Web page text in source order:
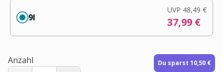
9l
UVP 48,49 €
37,99 €
Anzahl Du sparst 10,50 €